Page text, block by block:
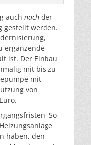
auch nach der
gestellt werden.
ergänzende
ist. Der Einbau
mit bis zu
mit
von
So
haben, den